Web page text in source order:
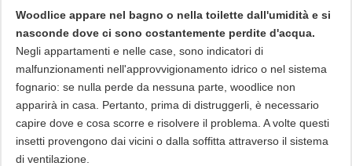
Woodlice appare nel bagno o nella toilette dall'umidità e si
nasconde dove ci sono costantemente perdite d'acqua.
Negli appartamenti e nelle case, sono indicatori di
malfunzionamenti nell'approvvigionamento idrico o nel sistema
fognario: se nulla perde da nessuna parte, woodlice non
apparirà in casa. Pertanto, prima di distruggerli, è necessario
capire dove e cosa scorre e risolvere il problema. A volte questi
insetti provengono dai vicini o dalla soffitta attraverso il sistema
di ventilazione.